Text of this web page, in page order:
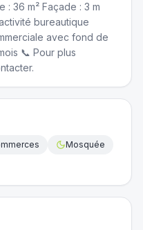
: 36 m² Façade : 3 m
bureautique
avec fond de
📞 Pour plus
Mosquée